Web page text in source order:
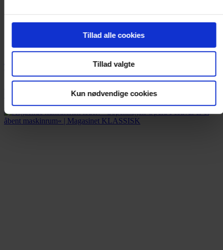
Tillad alle cookies
Tillad valgte
Kun nødvendige cookies
Tysk tv-station får hug efter censur
med Igor Levit og Danger Dan.